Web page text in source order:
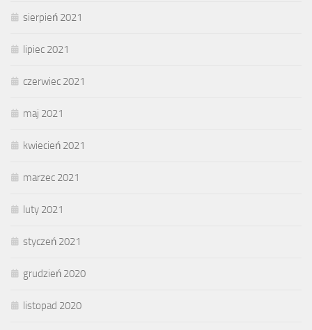
sierpień 2021
lipiec 2021
czerwiec 2021
maj 2021
kwiecień 2021
marzec 2021
luty 2021
styczeń 2021
grudzień 2020
listopad 2020